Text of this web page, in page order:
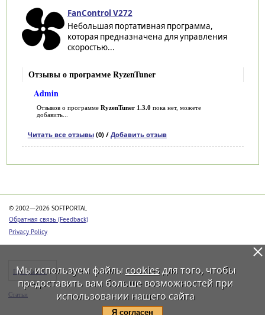
FanControl V272
Небольшая портативная программа,
которая предназначена для управления
скоростью...
Отзывы о программе RyzenTuner
Admin
Отзывов о программе RyzenTuner 1.3.0 пока нет, можете
добавить...
Читать все отзывы(0) / Добавить отзыв
© 2002—2026 SOFTPORTAL
Обратная связь (Feedback)
Privacy Policy
Программы
Статьи
Мы используем файлы cookiesдля того, чтобы
предоставить вам больше возможностей при
использовании нашего сайта